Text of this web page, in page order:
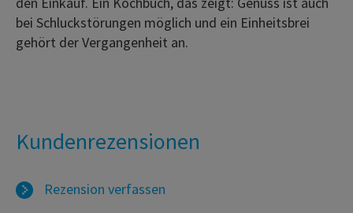
bei Schluckstörungen möglich und ein Einheitsbrei
gehört der Vergangenheit an.
Kundenrezensionen
Rezension verfassen